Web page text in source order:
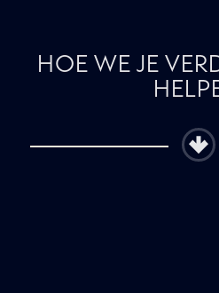
HOE WE JE